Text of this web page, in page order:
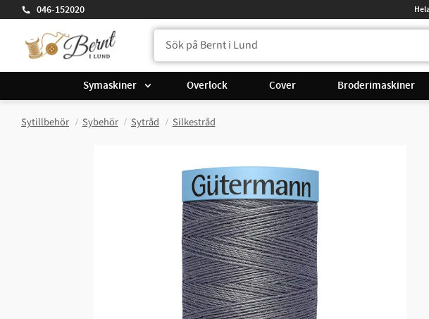
046-152020
Symaskiner Overlock Cover Broderimaskiner
Sytillbehör Sybehör Sytråd Silkestråd